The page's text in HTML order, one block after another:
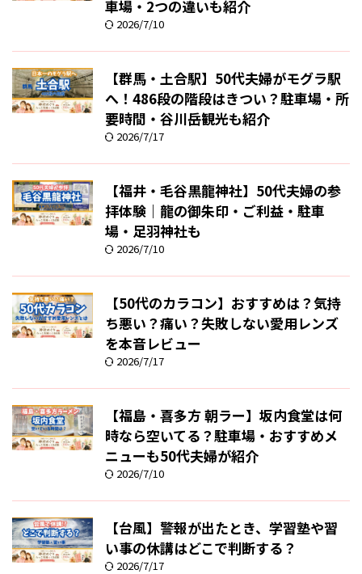
車場・2つの違いも紹介
2026/7/10
【群馬・土合駅】50代夫婦がモグラ駅
へ！486段の階段はきつい？駐車場・所
要時間・谷川岳観光も紹介
2026/7/17
【福井・毛谷黒龍神社】50代夫婦の参
拝体験｜龍の御朱印・ご利益・駐車
場・足羽神社も
2026/7/10
【50代のカラコン】おすすめは？気持
ち悪い？痛い？失敗しない愛用レンズ
を本音レビュー
2026/7/17
【福島・喜多方 朝ラー】坂内食堂は何
時なら空いてる？駐車場・おすすめメ
ニューも50代夫婦が紹介
2026/7/10
【台風】警報が出たとき、学習塾や習
い事の休講はどこで判断する？
2026/7/17